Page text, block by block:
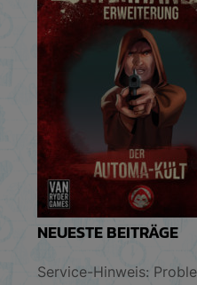
NEUESTE BEITRÄGE
Service-Hinweis: